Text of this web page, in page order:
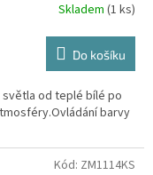
Skladem (1 ks)
Do košíku
od teplé bílé po
barvy
Kód: ZM1114KS